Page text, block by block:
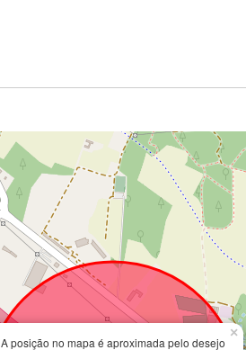
A posição no mapa é aproximada pelo desejo
×